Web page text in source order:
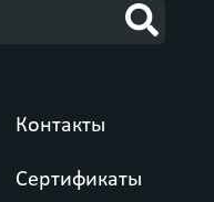
Контакты
Сертификаты